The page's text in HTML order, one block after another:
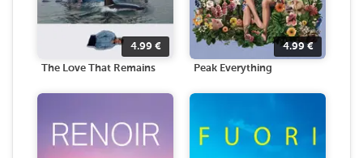
4.99 €
The Love That Remains
4.99€
Peak Everything